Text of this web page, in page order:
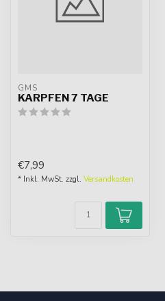
GMS
KARPFEN 7 TAGE
€7,99
* Inkl. MwSt. zzgl. Versandkosten